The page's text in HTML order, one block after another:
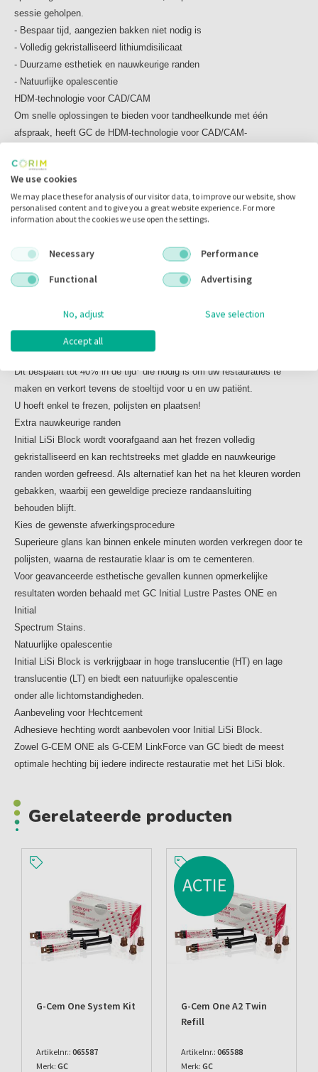
Initial LiSi Block wordt voorafgaand aan het frezen volledig
gekristalliseerd en kan rechtstreeks met gladde en
nauwkeurige
randen worden gefreesd. Als alternatief kan het na het
kleuren worden gebakken, waarbij een geweldige precieze
randaansluiting
behouden blijft.
Kies de gewenste afwerkingsprocedure
verkregen door te polijsten, waarna de restauratie klaar is
om te cementeren.
Voor geavanceerde esthetische gevallen kunnen
opmerkelijke resultaten worden behaald met GC Initial
Spectrum Stains.
Initial LiSi Block is verkrijgbaar in hoge translucentie (HT)
opalescentie
onder alle lichtomstandigheden.
Aanbeveling voor Hechtcement
Adhesieve hechting wordt aanbevolen voor Initial LiSi
Block.
Zowel G-CEM ONE als G-CEM LinkForce van GC biedt de
meest optimale hechting bij iedere indirecte restauratie
met het LiSi blok.
sessie geholpen.
- Bespaar tijd, aangezien bakken niet nodig is
- Volledig gekristalliseerd lithiumdisilicaat
- Duurzame esthetiek en nauwkeurige randen
- Natuurlijke opalescentie
HDM-technologie voor CAD/CAM
Om snelle oplossingen te bieden voor tandheelkunde met één
afspraak, heeft GC de HDM-technologie voor CAD/CAM-
ontwikkeld door de kristalgrootte en stijfheid van de glasmatrix te
optimaliseren. Dankzij deze nieuwe technologie worden
tegelijkertijd een goede bewerkbaarheid, rand aansluiting,
polijstbaarheid en slijtvastheid bereikt.
met of zonder bakken, een hoge sterkte biedt.
sterkte
Gewoon frezen, polijsten en plaatsen
Initial LiSi Block kan de procestijd drastisch verkorten: bakken,
glazuren, karakteriseren en koelen is niet nodig.
Dit bespaart tot 40% in de tijd* die nodig is om uw restauraties te
maken en verkort tevens de stoeltijd voor u en uw patiënt.
U hoeft enkel te frezen, polijsten en plaatsen!
Extra nauwkeurige randen
Initial LiSi Block wordt voorafgaand aan het frezen volledig
gekristalliseerd en kan rechtstreeks met gladde en nauwkeurige
randen worden gefreesd. Als alternatief kan het na het kleuren worden
gebakken, waarbij een geweldige precieze randaansluiting
behouden blijft.
Kies de gewenste afwerkingsprocedure
Superieure glans kan binnen enkele minuten worden verkregen door te
polijsten, waarna de restauratie klaar is om te cementeren.
Voor geavanceerde esthetische gevallen kunnen opmerkelijke
resultaten worden behaald met GC Initial Lustre Pastes ONE en
Initial
Spectrum Stains.
Natuurlijke opalescentie
Initial LiSi Block is verkrijgbaar in hoge translucentie (HT) en lage
translucentie (LT) en biedt een natuurlijke opalescentie
onder alle lichtomstandigheden.
Aanbeveling voor Hechtcement
Adhesieve hechting wordt aanbevolen voor Initial LiSi Block.
Zowel G-CEM ONE als G-CEM LinkForce van GC biedt de meest
optimale hechting bij iedere indirecte restauratie met het LiSi blok.
Gerelateerde producten
G-Cem One System Kit
Artikelnr.: 065587
Merk: GC
ACTIE
G-Cem One A2 Twin
Refill
Artikelnr.: 065588
Merk: GC
We use cookies
We may place these for analysis of our visitor data, to improve our website, show
personalised content and to give you a great website experience. For more
information about the cookies we use open the settings.
Necessary
Performance
Functional
Advertising
No, adjust Save selection
Accept all